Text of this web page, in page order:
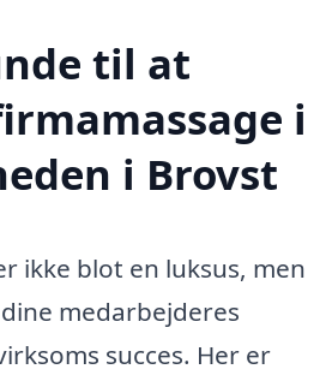
til at
i
i Brovst
ikke blot en luksus, men
medarbejderes
succes. Her er